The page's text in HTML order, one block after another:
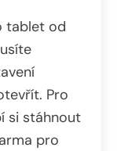
tablet od
Pro
si stáhnout
pro